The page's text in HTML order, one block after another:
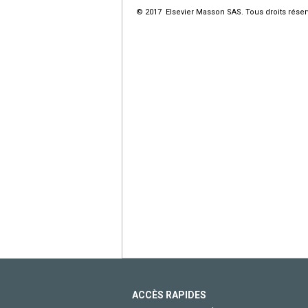
© 2017 Elsevier Masson SAS. Tous droits
ACCÈS RAPIDES